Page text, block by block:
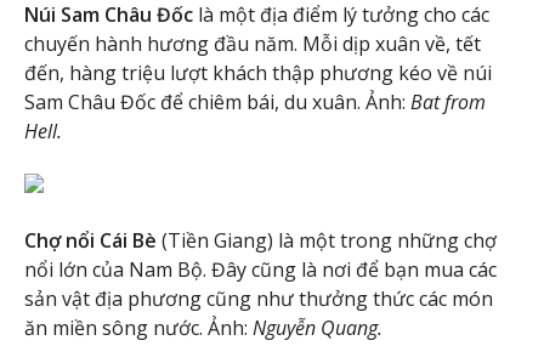
Núi Sam Châu Đốc là một địa điểm lý tưởng cho các
chuyến hành hương đầu năm. Mỗi dịp xuân về, tết
đến, hàng triệu lượt khách thập phương kéo về núi
Sam Châu Đốc để chiêm bái, du xuân. Ảnh: Bat from
Hell.
Chợ nổi Cái Bè (Tiền Giang) là một trong những chợ
nổi lớn của Nam Bộ. Đây cũng là nơi để bạn mua các
sản vật địa phương cũng như thưởng thức các món
ăn miền sông nước. Ảnh: Nguyễn Quang.